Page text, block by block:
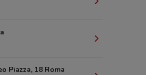
Piazza, 18 Roma